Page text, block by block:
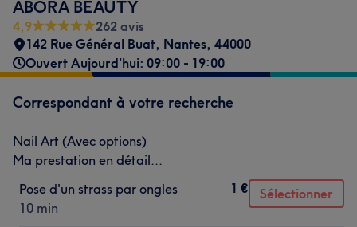
ABORA BEAUTY
4,9
262 avis
142 Rue Général Buat, Nantes, 44000
Ouvert Aujourd'hui: 09:00 - 19:00
Correspondant à votre recherche
Nail Art (Avec options)
Ma prestation en détail...
Pose d'un strass par ongles
10 min
1 € Sélectionner